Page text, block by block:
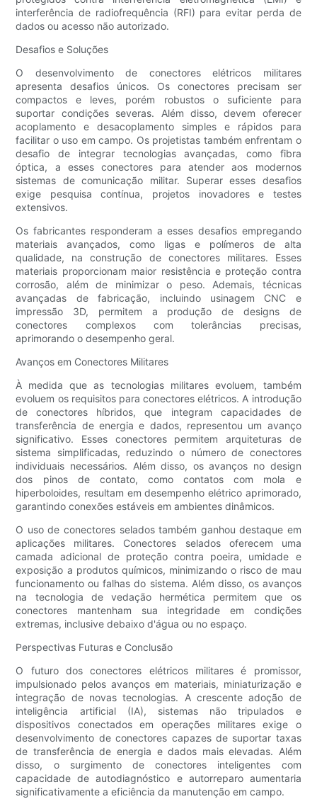
interferência de radiofrequência (RFI) para evitar perda de
dados ou acesso não autorizado.
Desafios e Soluções
O desenvolvimento de conectores elétricos militares
apresenta desafios únicos. Os conectores precisam ser
compactos e leves, porém robustos o suficiente para
suportar condições severas. Além disso, devem oferecer
acoplamento e desacoplamento simples e rápidos para
facilitar o uso em campo. Os projetistas também enfrentam o
desafio de integrar tecnologias avançadas, como fibra
óptica, a esses conectores para atender aos modernos
sistemas de comunicação militar. Superar esses desafios
exige pesquisa contínua, projetos inovadores e testes
extensivos.
Os fabricantes responderam a esses desafios empregando
materiais avançados, como ligas e polímeros de alta
qualidade, na construção de conectores militares. Esses
materiais proporcionam maior resistência e proteção contra
corrosão, além de minimizar o peso. Ademais, técnicas
avançadas de fabricação, incluindo usinagem CNC e
impressão 3D, permitem a produção de designs de
conectores complexos com tolerâncias precisas,
aprimorando o desempenho geral.
Avanços em Conectores Militares
À medida que as tecnologias militares evoluem, também
evoluem os requisitos para conectores elétricos. A introdução
de conectores híbridos, que integram capacidades de
transferência de energia e dados, representou um avanço
significativo. Esses conectores permitem arquiteturas de
sistema simplificadas, reduzindo o número de conectores
individuais necessários. Além disso, os avanços no design
dos pinos de contato, como contatos com mola e
hiperboloides, resultam em desempenho elétrico aprimorado,
garantindo conexões estáveis ​​em ambientes dinâmicos.
O uso de conectores selados também ganhou destaque em
aplicações militares. Conectores selados oferecem uma
camada adicional de proteção contra poeira, umidade e
exposição a produtos químicos, minimizando o risco de mau
funcionamento ou falhas do sistema. Além disso, os avanços
na tecnologia de vedação hermética permitem que os
conectores mantenham sua integridade em condições
extremas, inclusive debaixo d'água ou no espaço.
Perspectivas Futuras e Conclusão
O futuro dos conectores elétricos militares é promissor,
impulsionado pelos avanços em materiais, miniaturização e
integração de novas tecnologias. A crescente adoção de
inteligência artificial (IA), sistemas não tripulados e
dispositivos conectados em operações militares exige o
desenvolvimento de conectores capazes de suportar taxas
de transferência de energia e dados mais elevadas. Além
disso, o surgimento de conectores inteligentes com
capacidade de autodiagnóstico e autorreparo aumentaria
significativamente a eficiência da manutenção em campo.